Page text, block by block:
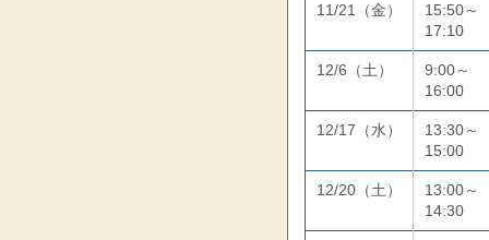
11/21（金）
15:50～
17:10
12/6（土）
9:00～
16:00
12/17（水）
13:30～
15:00
12/20（土）
13:00～
14:30